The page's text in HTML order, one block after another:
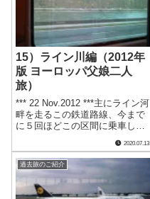
15）ライン川編（2012年
版 ヨーロッパ父娘二人
旅）
*** 22 Nov.2012 ***主にライン河
畔を走るこの鉄道路線、今まで
に５回ほどこの区間に乗車しま
ションです。*貸し切り状態のコ
ンパートメントから眺めるライ
ン川。*やはりドナウ川とは全く
表情が違います。*.....
2020.07.13
過去旅のご紹介